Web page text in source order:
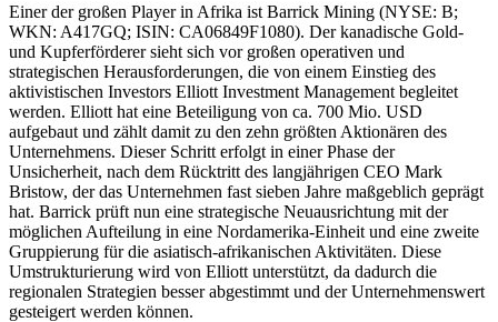
Einer der großen Player in Afrika ist Barrick Mining (NYSE: B;
WKN: A417GQ; ISIN: CA06849F1080). Der kanadische Gold-
und Kupferförderer sieht sich vor großen operativen und
strategischen Herausforderungen, die von einem Einstieg des
aktivistischen Investors Elliott Investment Management begleitet
werden. Elliott hat eine Beteiligung von ca. 700 Mio. USD
aufgebaut und zählt damit zu den zehn größten Aktionären des
Unternehmens. Dieser Schritt erfolgt in einer Phase der
Unsicherheit, nach dem Rücktritt des langjährigen CEO Mark
Bristow, der das Unternehmen fast sieben Jahre maßgeblich geprägt
hat. Barrick prüft nun eine strategische Neuausrichtung mit der
möglichen Aufteilung in eine Nordamerika-Einheit und eine zweite
Gruppierung für die asiatisch-afrikanischen Aktivitäten. Diese
Umstrukturierung wird von Elliott unterstützt, da dadurch die
regionalen Strategien besser abgestimmt und der Unternehmenswert
gesteigert werden können.